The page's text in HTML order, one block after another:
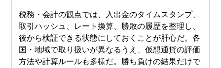
税務・会計の観点では、入出金のタイムスタンプ、
取引ハッシュ、レート換算、勝敗の履歴を整理し、
後から検証できる状態にしておくことが肝心だ。各
国・地域で取り扱いが異なるうえ、仮想通貨の評価
方法や計算ルールも多様だ。勝ち負けの結果だけで